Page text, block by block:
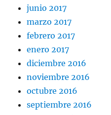
junio 2017
marzo 2017
febrero 2017
enero 2017
diciembre 2016
noviembre 2016
octubre 2016
septiembre 2016